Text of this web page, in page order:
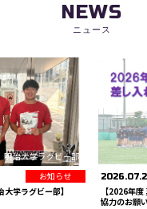
NEWS
ニュース
明治大学ラグビー部
お知らせ
学ラグビー部】
【2026年
協力のお願い